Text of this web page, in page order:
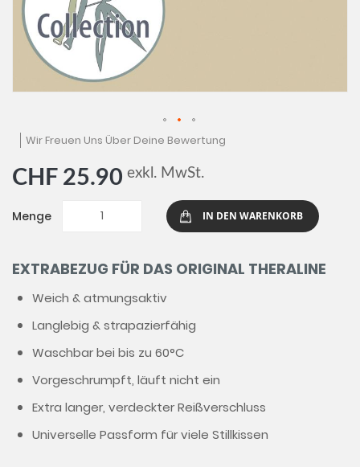
Wir Freuen Uns Über Deine Bewertung
CHF 25.90 exkl. MwSt.
Menge IN DEN WARENKORB
EXTRABEZUG FÜR DAS ORIGINAL THERALINE
Weich & atmungsaktiv
Langlebig & strapazierfähig
Waschbar bei bis zu 60°C
Vorgeschrumpft, läuft nicht ein
Extra langer, verdeckter Reißverschluss
Universelle Passform für viele Stillkissen
Zum
Anfang
der
Bildgalerie